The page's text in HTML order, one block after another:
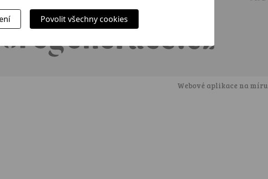
Webové aplikace na míru
Povolit všechny cookies